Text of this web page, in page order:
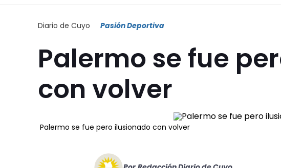
Diario de Cuyo Pasión Deportiva
Palermo se fue
con volver
Palermo se fue pero ilusionado con volver